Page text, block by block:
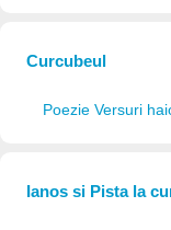
Curcubeul
Poezie Versuri
Ianos si Pista la